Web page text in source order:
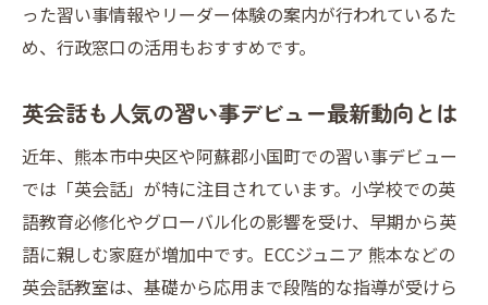
った習い事情報やリーダー体験の案内が行われているた
め、行政窓口の活用もおすすめです。
英会話も人気の習い事デビュー最新動向とは
近年、熊本市中央区や阿蘇郡小国町での習い事デビュー
では「英会話」が特に注目されています。小学校での英
語教育必修化やグローバル化の影響を受け、早期から英
語に親しむ家庭が増加中です。ECCジュニア 熊本などの
英会話教室は、基礎から応用まで段階的な指導が受けら